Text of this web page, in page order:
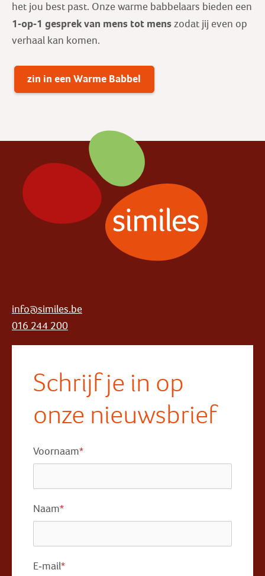
het jou best past. Onze warme babbelaars bieden een
1-op-1 gesprek van mens tot mens zodat jij even op
verhaal kan komen.
zin in een Warme Babbel
info@similes.be
016 244 200
Schrijf je in op
onze nieuwsbrief
Voornaam*
Naam*
E-mail*